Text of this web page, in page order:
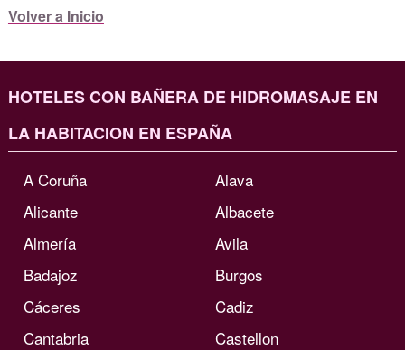
Volver a Inicio
HOTELES CON BAÑERA DE HIDROMASAJE EN
LA HABITACION EN ESPAÑA
A Coruña
Alava
Alicante
Albacete
Almería
Avila
Badajoz
Burgos
Cáceres
Cadiz
Cantabria
Castellon